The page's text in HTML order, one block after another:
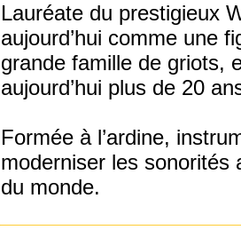
Lauréate du prestigieux
aujourd’hui comme une
grande famille de griots,
aujourd’hui plus de 20
Formée à l’ardine,
moderniser les sonorités
du monde.